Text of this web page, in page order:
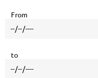
From
to